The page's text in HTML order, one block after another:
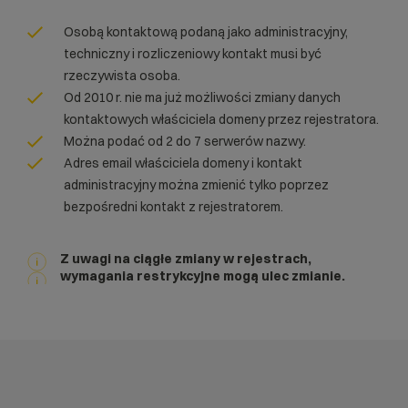
Osobą kontaktową podaną jako administracyjny,
techniczny i rozliczeniowy kontakt musi być
rzeczywista osoba.
Od 2010 r. nie ma już możliwości zmiany danych
kontaktowych właściciela domeny przez rejestratora.
Można podać od 2 do 7 serwerów nazwy.
Adres email właściciela domeny i kontakt
administracyjny można zmienić tylko poprzez
bezpośredni kontakt z rejestratorem.
Z uwagi na ciągłe zmiany w rejestrach,
wymagania restrykcyjne mogą ulec zmianie.